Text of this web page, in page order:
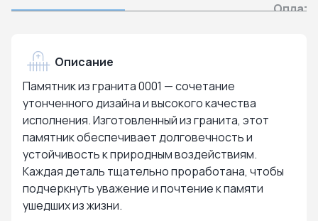
Оплата
Описание
Памятник из гранита 0001 — сочетание
утонченного дизайна и высокого качества
исполнения. Изготовленный из гранита, этот
памятник обеспечивает долговечность и
устойчивость к природным воздействиям.
Каждая деталь тщательно проработана, чтобы
подчеркнуть уважение и почтение к памяти
ушедших из жизни.